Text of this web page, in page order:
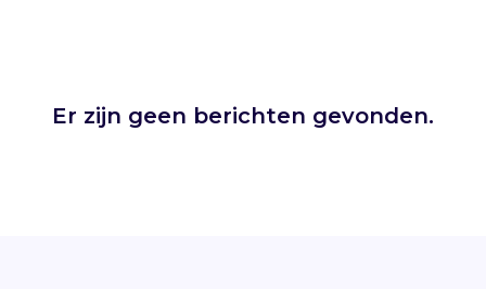
Er zijn geen berichten gevonden.